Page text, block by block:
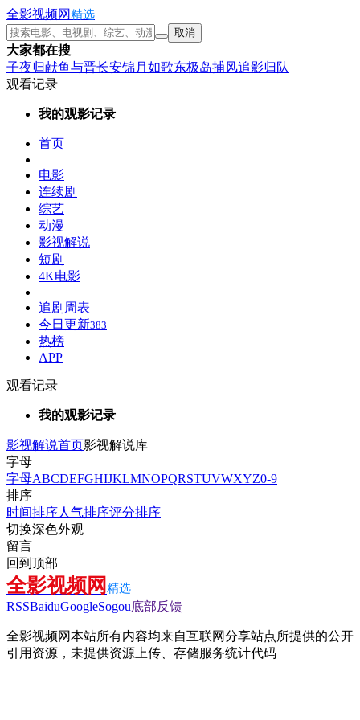
全影视频网精选
取消
大家都在搜
子夜归献鱼与晋长安锦月如歌东极岛捕风追影归队
观看记录
我的观影记录
首页
电影
连续剧
综艺
动漫
影视解说
短剧
4K电影
追剧周表
今日更新383
热榜
APP
观看记录
我的观影记录
影视解说首页影视解说库
字母
字母ABCDEFGHIJKLMNOPQRSTUVWXYZ0-9
排序
时间排序人气排序评分排序
切换深色外观
留言
回到顶部
全影视频网 精选
RSSBaiduGoogleSogou底部反馈
全影视频网本站所有内容均来自互联网分享站点所提供的公开
引用资源，未提供资源上传、存储服务统计代码